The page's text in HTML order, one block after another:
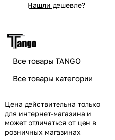
Нашли дешевле?
Все товары TANGO
Все товары категории
Цена действительна только
для интернет-магазина и
может отличаться от цен в
розничных магазинах